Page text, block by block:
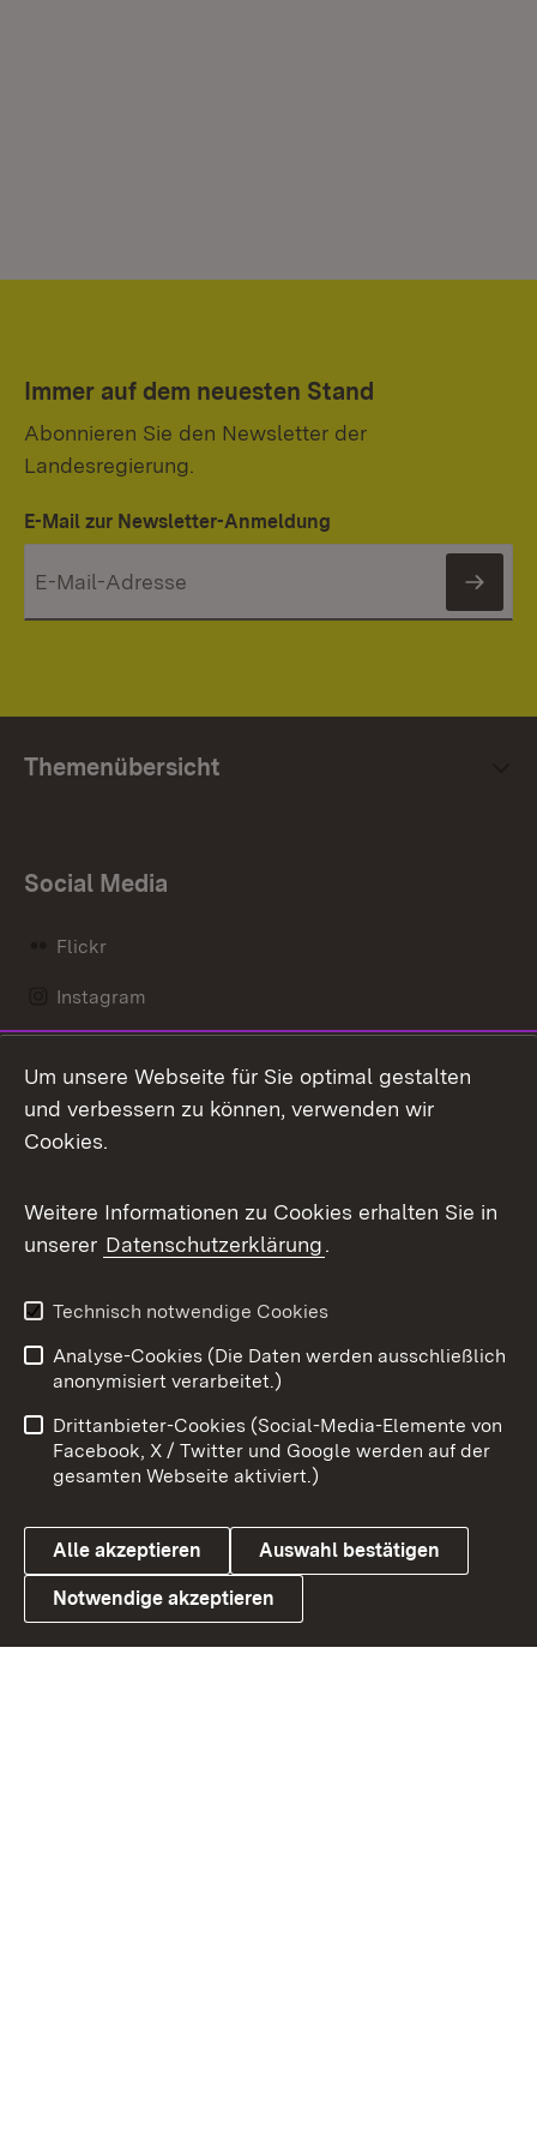
Immer auf dem neuesten Stand
Abonnieren Sie den Newsletter der
Landesregierung.
E-Mail zur Newsletter-Anmeldung
Themenübersicht
Social Media
Flickr
Instagram
Mastodon
Messenger
Social Wall
X / Twitter
Youtube
Link zum Landesportal
Benutzungshinweise
Barrierefreiheit
Datenschutz
Cookies
Um unsere Webseite für Sie optimal gestalten
und verbessern zu können, verwenden wir
Cookies.
Weitere Informationen zu Cookies erhalten Sie in
unserer Datenschutzerklärung.
Technisch notwendige Cookies
Analyse-Cookies (Die Daten werden ausschließlich
anonymisiert verarbeitet.)
Drittanbieter-Cookies (Social-Media-Elemente von
Facebook, X / Twitter und Google werden auf der
gesamten Webseite aktiviert.)
Alle akzeptieren Auswahl bestätigen
Notwendige akzeptieren